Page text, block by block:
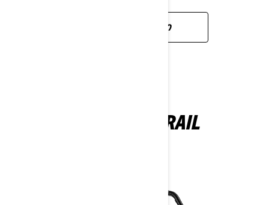
ᲬᲐᲘᲙᲘᲗᲮᲔ ᲛᲔᲢᲘ
MAVERICK TRAIL